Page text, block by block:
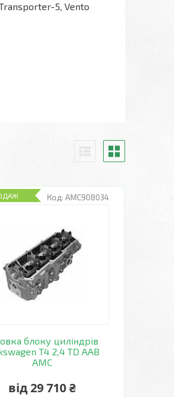
5, Vento
AMC908034
блоку циліндрів
T4 2,4 TD AAB
AMC
від 29 710 ₴